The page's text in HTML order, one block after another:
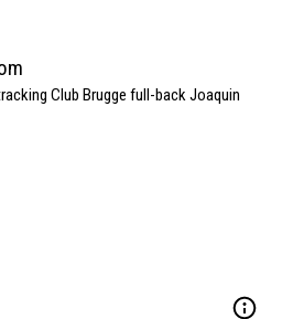
Club Brugge full-back Joaquin